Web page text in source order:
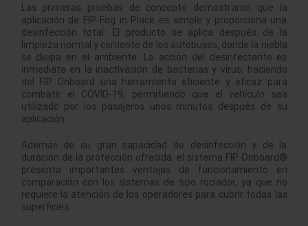
Las primeras pruebas de concepto demostraron que la
aplicación de FIP-Fog in Place es simple y proporciona una
desinfección total. El producto se aplica después de la
limpieza normal y corriente de los autobuses, donde la niebla
se disipa en el ambiente. La acción del desinfectante es
inmediata en la inactivación de bacterias y virus, haciendo
del FIP Onboard una herramienta eficiente y eficaz para
combatir el COVID-19, permitiendo que el vehículo sea
utilizado por los pasajeros unos minutos después de su
aplicación.
Además de su gran capacidad de desinfección y de la
duración de la protección ofrecida, el sistema FIP Onboard®
presenta importantes ventajas de funcionamiento en
comparación con los sistemas de tipo rociador, ya que no
requiere la atención de los operadores para cubrir todas las
superficies.